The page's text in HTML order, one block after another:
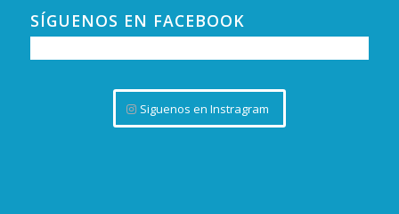
SÍGUENOS EN FACEBOOK
Siguenos en Instragram